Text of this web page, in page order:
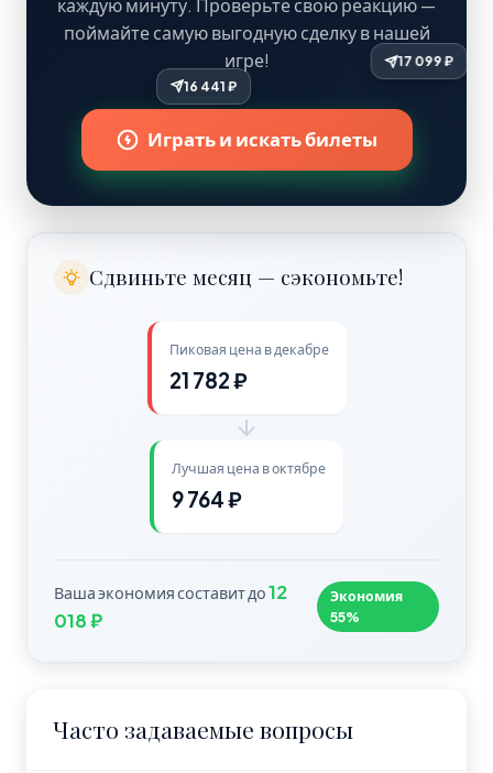
каждую минуту. Проверьте свою реакцию —
поймайте самую выгодную сделку в нашей
игре!
Играть и искать билеты
Сдвиньте месяц — сэкономьте!
Пиковая цена в декабре
21 782 ₽
Лучшая цена в октябре
9 764 ₽
Ваша экономия составит до12
018 ₽
Экономия
55%
Часто задаваемые вопросы